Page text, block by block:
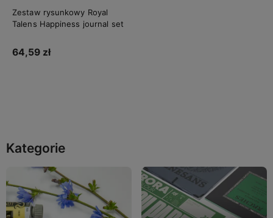
Zestaw rysunkowy Royal
Talens Happiness journal set
64,59 zł
Kategorie